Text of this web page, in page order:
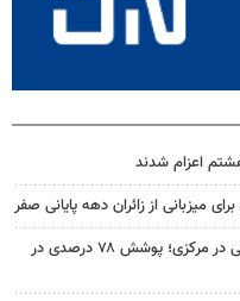
میزبانی از زائران دهه پایانی صفر
رشد نسبت پشتیبانی تأمین اجتماعی در مرکزی؛ پوشش ۷۸ درصدی در